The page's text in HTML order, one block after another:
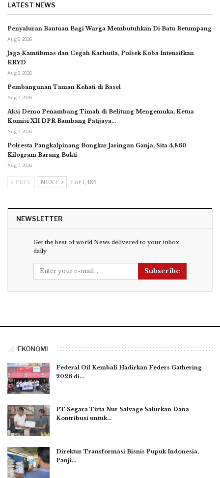
LATEST NEWS
Penyaluran Bantuan Bagi Warga Membutuhkan Di Batu Betumpang
Aug 8, 2026
Jaga Kamtibmas dan Cegah Karhutla, Polsek Koba Intensifkan
KRYD
Aug 8, 2026
Pembangunan Taman Kehati di Basel
Aug 7, 2026
Aksi Demo Penambang Timah di Belitung Mengemuka, Ketua
Komisi XII DPR Bambang Patijaya…
Aug 7, 2026
Polresta Pangkalpinang Bongkar Jaringan Ganja, Sita 4,860
Kilogram Barang Bukti
Aug 7, 2026
PREV NEXT 1 of 1,486
NEWSLETTER
Get the best of world News delivered to your inbox
daily
Subscribe
EKONOMI
Federal Oil Kembali Hadirkan Feders Gathering
2026 di…
PT Segara Tirta Nur Salvage Salurkan Dana
Kontribusi untuk…
Direktur Transformasi Bisnis Pupuk Indonesia,
Panji…